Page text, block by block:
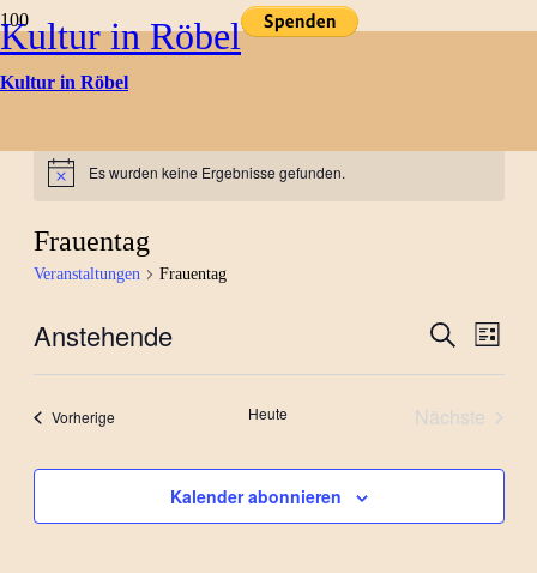
Kultur in Röbel
Kultur in Röbel
HinweisEs wurden keine Ergebnisse gefunden.
Frauentag
Veranstaltungen Frauentag
Suche
und
Suche
Liste
Anstehende
VorherigeVeranstaltungen Heute
Nächste
Kalender abonnieren